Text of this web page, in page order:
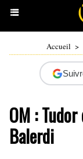
Accueil >
OM :
Balerdi